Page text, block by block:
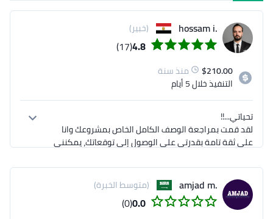
.hossam i (خبير)
4.8
(17)
$210.00
منذ سنة
التنفيذخلال 5 أيام
.amjad m (متوسط الخبرة)
0.0
(0)